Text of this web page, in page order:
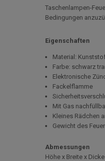
Taschenlampen-
Bedingungen
Eigenschaften
Material:
Farbe: schwarz
Elektronische
Fackelflamme
Mit Gas
Kleines Rädchen
Gewicht des
Abmessungen
Höhe x Breite x Dicke